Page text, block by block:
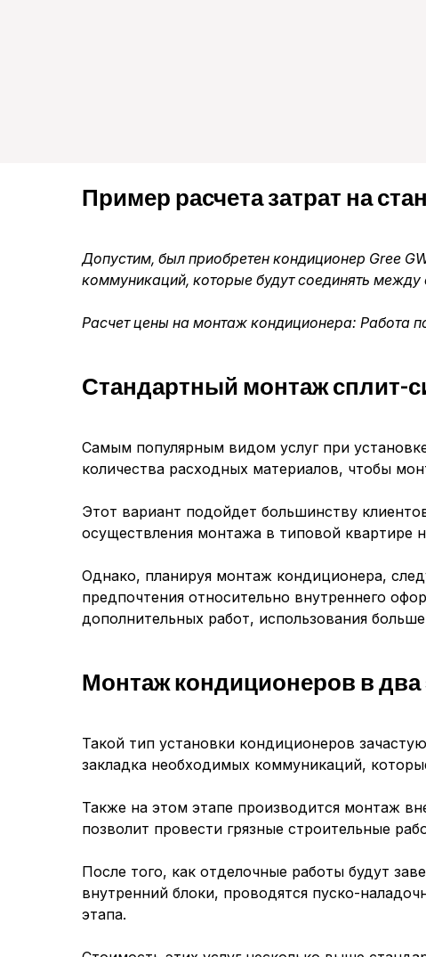
Пример расчета затрат на
Допустим, был приобретен кондиционер Gree
коммуникаций, которые будут соединять между
Расчет цены на монтаж кондиционера: Работа
Стандартный монтаж сплит-
Самым популярным видом услуг при
количества расходных материалов, чтобы
Этот вариант подойдет большинству
осуществления монтажа в типовой квартире
Однако, планируя монтаж кондиционера,
предпочтения относительно внутреннего
дополнительных работ, использования
Монтаж кондиционеров в два
Такой тип установки кондиционеров
закладка необходимых коммуникаций,
Также на этом этапе производится монтаж
позволит провести грязные строительные
После того, как отделочные работы будут
внутренний блоки, проводятся пуско-
этапа.